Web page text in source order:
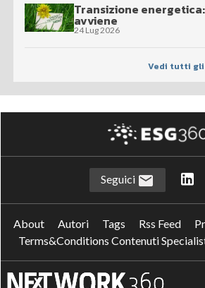
Transizione energetica:
avviene
24 Lug 2026
Vedi tutti
Seguici
About Autori Tags Rss Feed
Terms&Conditions Contenuti